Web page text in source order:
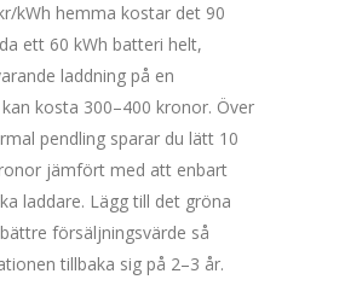
kWh hemma kostar det 90
ett 60 kWh batteri helt,
laddning på en
kosta 300–400 kronor. Över
pendling sparar du lätt 10
jämfört med att enbart
laddare. Lägg till det gröna
försäljningsvärde så
tillbaka sig på 2–3 år.